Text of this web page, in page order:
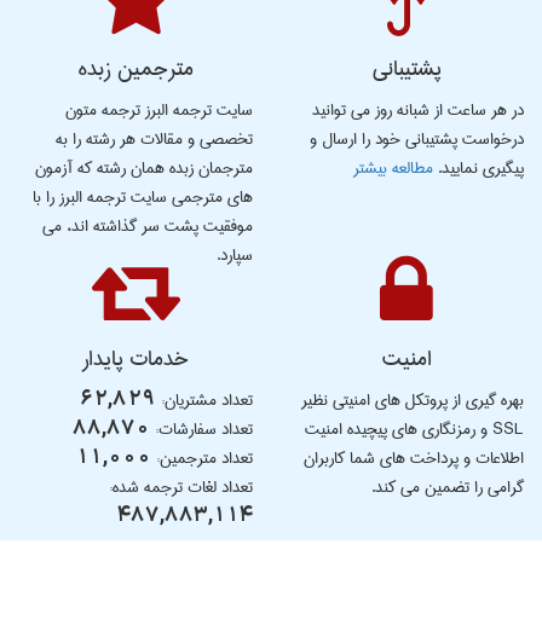
پشتیبانی
در هر ساعت از شبانه روز می توانید
درخواست پشتیبانی خود را ارسال و
پیگیری نمایید.مطالعه بیشتر
مترجمین زبده
سایت ترجمه البرز ترجمه متون
تخصصی و مقالات هر رشته را به
مترجمان زبده همان رشته که آزمون
های مترجمی سایت ترجمه البرز را با
موفقیت پشت سر گذاشته اند، می
سپارد.
امنیت
بهره گیری از پروتکل های امنیتی نظیر
SSL و رمزنگاری های پیچیده امنیت
اطلاعات و پرداخت های شما کاربران
گرامی را تضمین می کند.
خدمات پایدار
تعداد مشتریان: 62,829
تعداد سفارشات: 88,870
تعداد مترجمین: 11,000
تعداد لغات ترجمه شده:
487,883,114